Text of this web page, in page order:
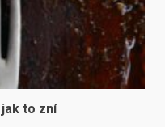
to zní